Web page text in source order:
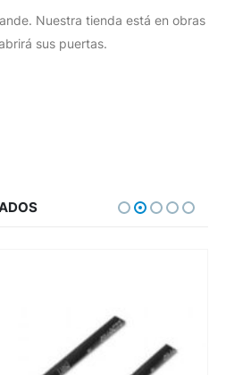
Nuestra tienda está en obras
sus puertas.